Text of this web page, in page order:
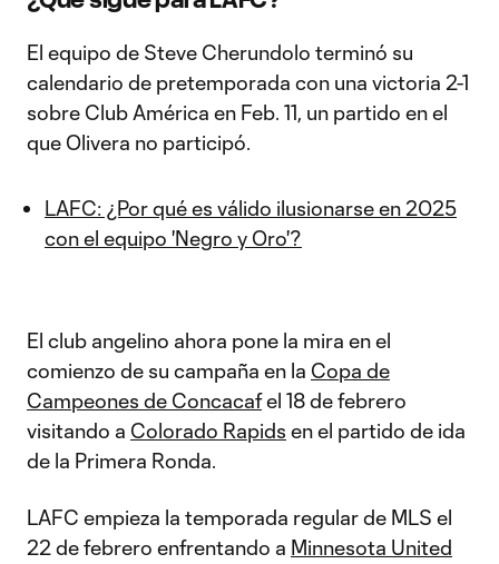
El equipo de Steve Cherundolo terminó su
calendario de pretemporada con una victoria 2-1
sobre Club América en Feb. 11, un partido en el
que Olivera no participó.
LAFC: ¿Por qué es válido ilusionarse en 2025
con el equipo 'Negro y Oro'?
El club angelino ahora pone la mira en el
comienzo de su campaña en la Copa de
Campeones de Concacafel 18 de febrero
visitando a Colorado Rapids en el partido de ida
de la Primera Ronda.
LAFC empieza la temporada regular de MLS el
22 de febrero enfrentando a Minnesota United